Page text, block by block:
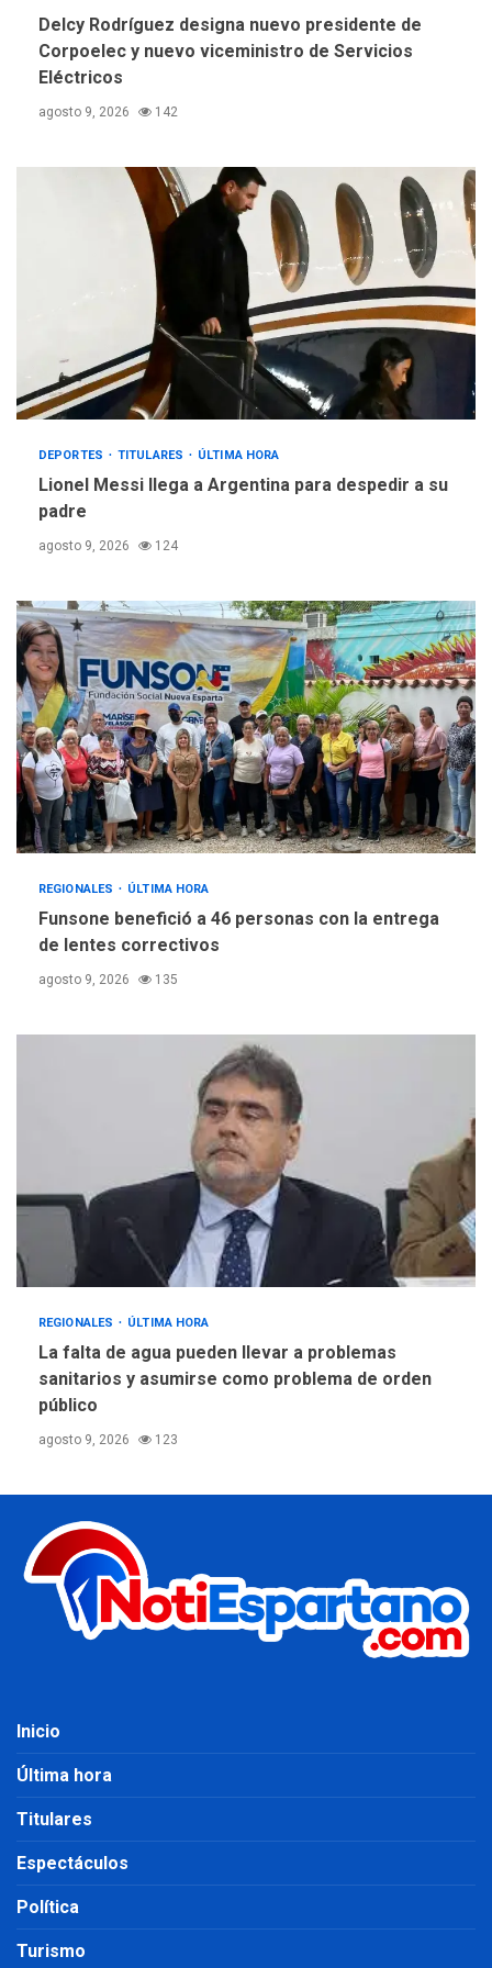
Delcy Rodríguez designa nuevo presidente de
Corpoelec y nuevo viceministro de Servicios
Eléctricos
agosto 9, 2026 142
DEPORTES TITULARES ÚLTIMA HORA
Lionel Messi llega a Argentina para despedir a su
padre
agosto 9, 2026 124
REGIONALES ÚLTIMA HORA
Funsone benefició a 46 personas con la entrega
de lentes correctivos
agosto 9, 2026 135
REGIONALES ÚLTIMA HORA
La falta de agua pueden llevar a problemas
sanitarios y asumirse como problema de orden
público
agosto 9, 2026 123
Inicio
Última hora
Titulares
Espectáculos
Política
Turismo